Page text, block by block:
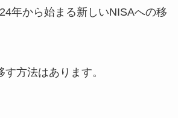
年から始まる新しいNISAへの移
方法はあります。